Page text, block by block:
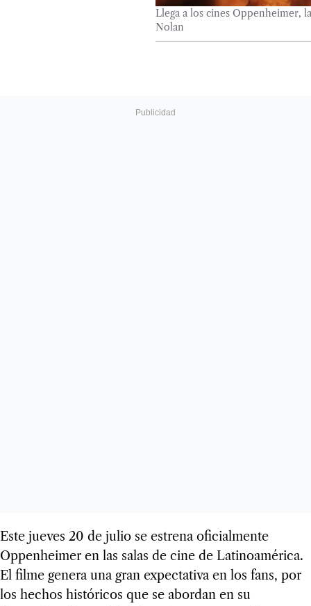
Llega a los cines Oppenheimer,
Nolan
Este jueves 20 de julio se estrena oficialmente
Oppenheimer en las salas de cine de Latinoamérica.
El filme genera una gran expectativa en los fans, por
los hechos históricos que se abordan en su